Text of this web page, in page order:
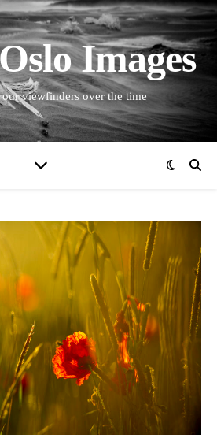
Images
our viewfinders over the time